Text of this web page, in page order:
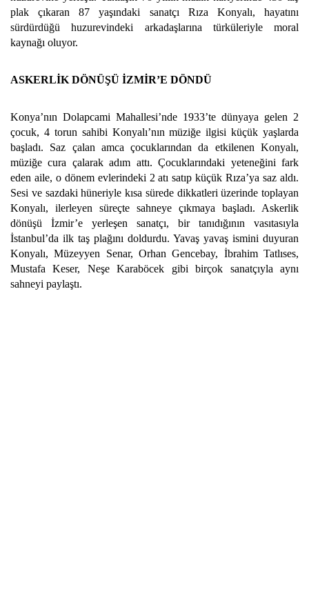
plak çıkaran 87 yaşındaki sanatçı Rıza Konyalı, hayatını
sürdürdüğü huzurevindeki arkadaşlarına türküleriyle moral
kaynağı oluyor.
ASKERLİK DÖNÜŞÜ İZMİR’E DÖNDÜ
Konya’nın Dolapcami Mahallesi’nde 1933’te dünyaya gelen 2
çocuk, 4 torun sahibi Konyalı’nın müziğe ilgisi küçük yaşlarda
başladı. Saz çalan amca çocuklarından da etkilenen Konyalı,
müziğe cura çalarak adım attı. Çocuklarındaki yeteneğini fark
eden aile, o dönem evlerindeki 2 atı satıp küçük Rıza’ya saz aldı.
Sesi ve sazdaki hüneriyle kısa sürede dikkatleri üzerinde toplayan
Konyalı, ilerleyen süreçte sahneye çıkmaya başladı. Askerlik
dönüşü İzmir’e yerleşen sanatçı, bir tanıdığının vasıtasıyla
İstanbul’da ilk taş plağını doldurdu. Yavaş yavaş ismini duyuran
Konyalı, Müzeyyen Senar, Orhan Gencebay, İbrahim Tatlıses,
Mustafa Keser, Neşe Karaböcek gibi birçok sanatçıyla aynı
sahneyi paylaştı.